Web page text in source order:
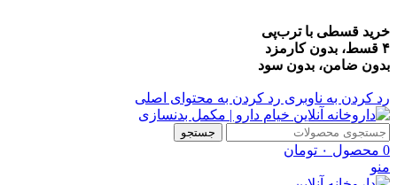
خرید قسطی با ترب‌پی
۴ قسط، بدون کارمزد
بدون ضامن، بدون سود
رد کردن به ناوبری رد کردن به محتوای اصلی
جستجو
0 محصول ۰ تومان
منو